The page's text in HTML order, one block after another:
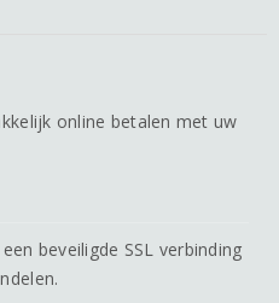
online betalen met uw
beveiligde SSL verbinding